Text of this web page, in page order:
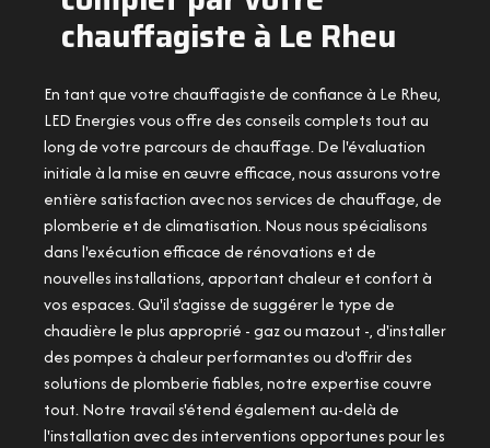
chauffagiste à Le Rheu
En tant que votre chauffagiste de confiance à Le Rheu,
LED Energies vous offre des conseils complets tout au
long de votre parcours de chauffage. De l'évaluation
initiale à la mise en œuvre efficace, nous assurons votre
entière satisfaction avec nos services de chauffage, de
plomberie et de climatisation. Nous nous spécialisons
dans l'exécution efficace de rénovations et de
nouvelles installations, apportant chaleur et confort à
vos espaces. Qu'il s'agisse de suggérer le type de
chaudière le plus approprié - gaz ou mazout -, d'installer
des pompes à chaleur performantes ou d'offrir des
solutions de plomberie fiables, notre expertise couvre
tout. Notre travail s'étend également au-delà de
l'installation avec des interventions opportunes pour les